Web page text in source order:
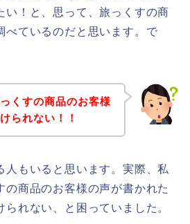
い！と、思って、旅っくすの商
べているのだと思います。で
くすの商品のお客様
られない！！
人もいると思います。実際、私
の商品のお客様の声が書かれた
れない、と困っていました。